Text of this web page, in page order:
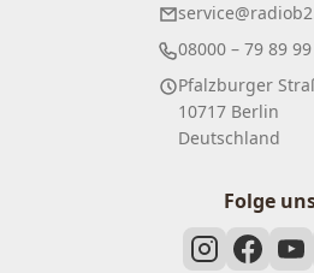
08000 – 79 89 99
Pfalzburger
10717 Berlin
Deutschland
Folge